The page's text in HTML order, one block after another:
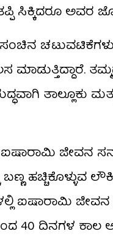
ಸಿಕ್ಕಿದರೂ ಅವರ
ತಾಲ್ಲೂಕು
ಜೀವನ
ಬಣ್ಣ
ಐಷಾರಾಮಿ ಜೀವನ
40 ದಿನಗಳ